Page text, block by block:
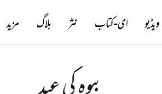
بیوہ کی عید
ویڈیو ای-کتاب نثر بلاگ مزید